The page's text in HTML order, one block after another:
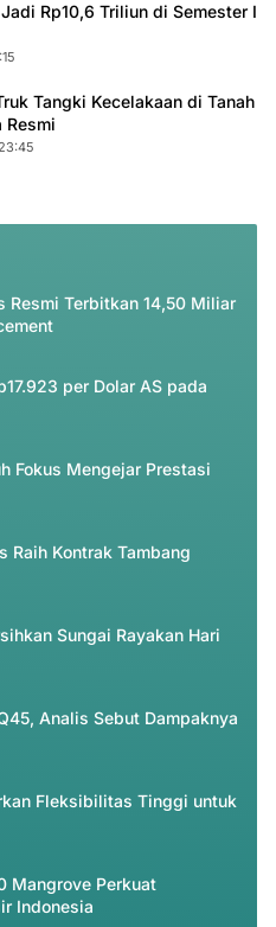
Rp10,6 Triliun di Semester I
Tangki Kecelakaan di Tanah
Resmi
Resmi Terbitkan 14,50 Miliar
per Dolar AS pada
Fokus Mengejar Prestasi
Raih Kontrak Tambang
Sungai Rayakan Hari
Analis Sebut Dampaknya
Fleksibilitas Tinggi untuk
Mangrove Perkuat
Indonesia